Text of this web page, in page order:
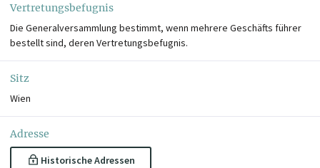
Vertretungsbefugnis
Die Generalversammlung bestimmt, wenn mehrere Geschäfts führer
bestellt sind, deren Vertretungsbefugnis.
Sitz
Wien
Adresse
Historische Adressen